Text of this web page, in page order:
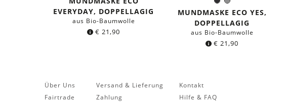
EVERYDAY, DOPPELLAGIG
aus Bio-Baumwolle
€ 21,90
Schwarz
Grau
Farbe:
MUNDMASKE ECO YES,
DOPPELLAGIG
aus Bio-Baumwolle
€ 21,90
Über Uns
Fairtrade
Versand & Lieferung
Zahlung
Kontakt
Hilfe & FAQ